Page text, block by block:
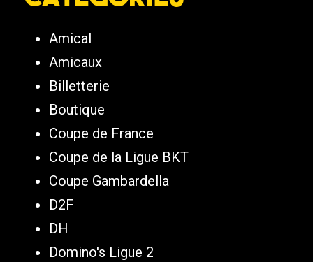
Amical
Amicaux
Billetterie
Boutique
Coupe de France
Coupe de la Ligue BKT
Coupe Gambardella
D2F
DH
Domino's Ligue 2